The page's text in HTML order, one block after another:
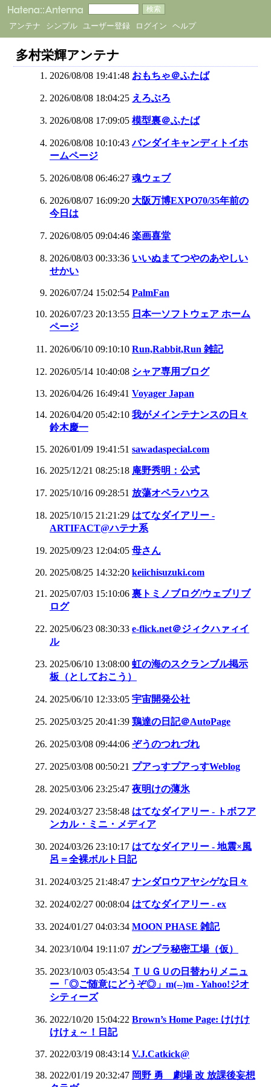
アンテナ シンプル ユーザー登録 ログイン ヘルプ
多村栄輝アンテナ
2026/08/08 19:41:48 おもちゃ＠ふたば
2026/08/08 18:04:25 えろぶろ
2026/08/08 17:09:05 模型裏＠ふたば
2026/08/08 10:10:43 バンダイキャンディトイホ
ームページ
2026/08/08 06:46:27 魂ウェブ
2026/08/07 16:09:20 大阪万博EXPO70/35年前の
今日は
2026/08/05 09:04:46 楽画喜堂
2026/08/03 00:33:36 いいぬまてつやのあやしい
せかい
2026/07/24 15:02:54 PalmFan
2026/07/23 20:13:55 日本一ソフトウェア ホーム
ページ
2026/06/10 09:10:10 Run,Rabbit,Run 雑記
2026/05/14 10:40:08 シャア専用ブログ
2026/04/26 16:49:41 Voyager Japan
2026/04/20 05:42:10 我がメインテナンスの日々
鈴木慶一
2026/01/09 19:41:51 sawadaspecial.com
2025/12/21 08:25:18 庵野秀明：公式
2025/10/16 09:28:51 放蕩オペラハウス
2025/10/15 21:21:29 はてなダイアリー -
ARTIFACT@ハテナ系
2025/09/23 12:04:05 母さん
2025/08/25 14:32:20 keiichisuzuki.com
2025/07/03 15:10:06 裏トミノブログ/ウェブリブ
ログ
2025/06/23 08:30:33 e-flick.net＠ジィクハァィイ
ル
2025/06/10 13:08:00 虹の海のスクランブル掲示
板（としておこう）
2025/06/10 12:33:05 宇宙開発公社
2025/03/25 20:41:39 鶏達の日記＠AutoPage
2025/03/08 09:44:06 ぞうのつれづれ
2025/03/08 00:50:21 プアっすプアっすWeblog
2025/03/06 23:25:47 夜明けの薄氷
2024/03/27 23:58:48 はてなダイアリー - トボフア
ンカル・ミニ・メディア
2024/03/26 23:10:17 はてなダイアリー - 地震×風
呂＝全裸ボルト日記
2024/03/25 21:48:47 ナンダロウアヤシゲな日々
2024/02/27 00:08:04 はてなダイアリー - ex
2024/01/27 04:03:34 MOON PHASE 雑記
2023/10/04 19:11:07 ガンプラ秘密工場（仮）
2023/10/03 05:43:54 ＴＵＧＵの日替わりメニュ
ー「◎ご随意にどうぞ◎」m(--)m - Yahoo!ジオ
シティーズ
2022/10/20 15:04:22 Brown’s Home Page: けけけ
けけぇ～！日記
2022/03/19 08:43:14 V.J.Catkick@
2022/01/19 20:32:47 岡野 勇 劇場 改 放課後妄想